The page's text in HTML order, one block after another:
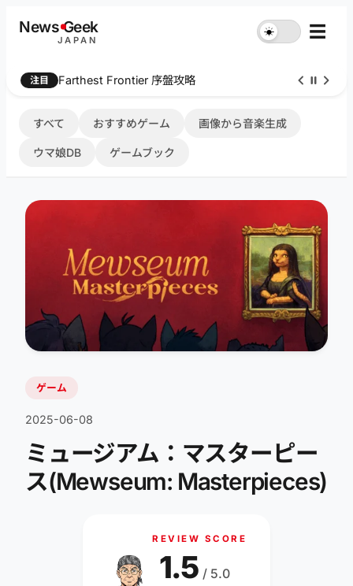
NewsGeek
JAPAN
☀︎ ☰
注目 Farthest Frontier 序盤攻略
すべて おすすめゲーム 画像から音楽生成
ウマ娘DB ゲームブック
ゲーム
2025-06-08
ミュージアム：マスターピー
ス(Mewseum: Masterpieces)
REVIEW SCORE
1.5 / 5.0